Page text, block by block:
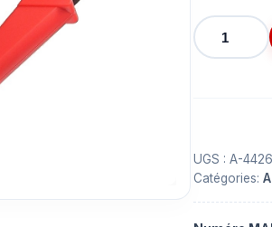
quantité
de
contacts
RJ-
45
UGS : A-4426
Catégories: